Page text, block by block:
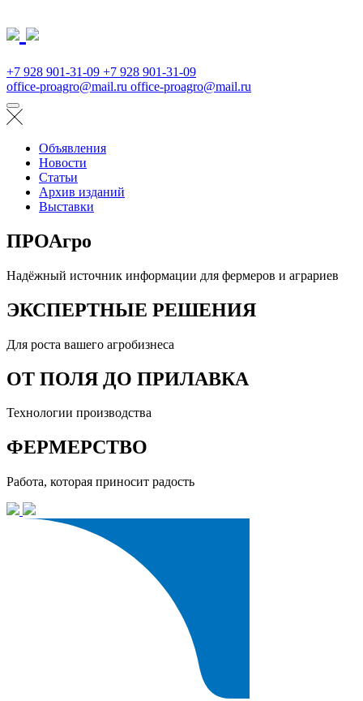
+7 928 901-31-09 +7 928 901-31-09
office-proagro@mail.ru office-proagro@mail.ru
Объявления
Новости
Статьи
Архив изданий
Выставки
ПРОАгро
Надёжный источник информации для фермеров и аграриев
ЭКСПЕРТНЫЕ РЕШЕНИЯ
Для роста вашего агробизнеса
ОТ ПОЛЯ ДО ПРИЛАВКА
Технологии производства
ФЕРМЕРСТВО
Работа, которая приносит радость